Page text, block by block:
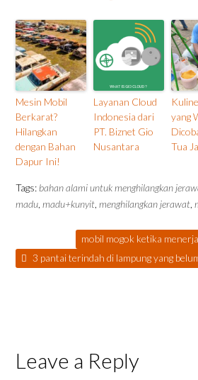
Mesin Mobil
Berkarat?
Hilangkan
dengan Bahan
Dapur Ini!
Layanan Cloud
Indonesia dari
PT. Biznet Gio
Nusantara
yang
Tua
Tags: bahan alami untuk menghilangkan
madu, madu+kunyit, menghilangkan jerawat,
mobil mogok ketika
3 pantai terindah di lampung yang
Leave a Reply